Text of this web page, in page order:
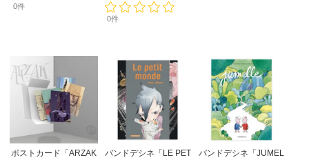
0件
0件
ポストカード「ARZAK
バンドデシネ「LE PET
バンドデシネ「JUMEL